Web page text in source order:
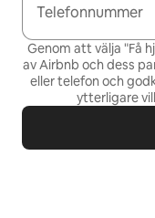
Telefonnummer
Genom att välja "Få
av Airbnb och dess
eller telefon och
ytterligare